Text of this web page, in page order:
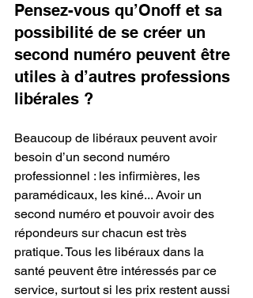
Pensez-vous qu’Onoff et sa
possibilité de se créer un
second numéro peuvent être
utiles à d’autres professions
libérales ?
Beaucoup de libéraux peuvent avoir
besoin d’un second numéro
professionnel : les infirmières, les
paramédicaux, les kiné... Avoir un
second numéro et pouvoir avoir des
répondeurs sur chacun est très
pratique. Tous les libéraux dans la
santé peuvent être intéressés par ce
service, surtout si les prix restent aussi